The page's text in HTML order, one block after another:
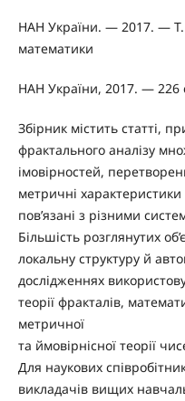
НАН України. — 2017. —
математики
НАН України, 2017. — 226
Збiрник мiстить статтi,
фрактального аналiзу
iмовiрностей,
метричнi
пов’язанi з рiзними
Бiльшiсть розглянутих
локальну структуру й
дослiдженнях
теорiї фракталiв,
метричної
та ймовiрнiсної теорiї
Для наукових
викладачiв вищих